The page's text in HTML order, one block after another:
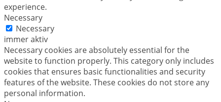
experience.
Necessary
Necessary
immer aktiv
Necessary cookies are absolutely essential for the
website to function properly. This category only includes
cookies that ensures basic functionalities and security
features of the website. These cookies do not store any
personal information.